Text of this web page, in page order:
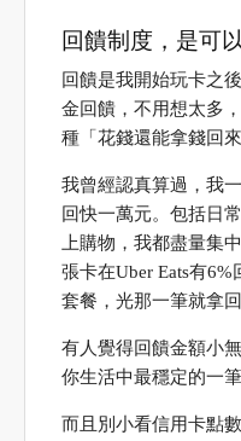
回饋制度，是可
回饋是我開始玩卡之
金回饋，不用想太多
種「花錢還能拿錢回
我曾經認真算過，我
回快一萬元。包括日
上購物，我都盡量集
張卡在Uber Eats有
套餐，光那一筆就拿回
有人覺得回饋金額小
你生活中最穩定的一
而且別小看信用卡點